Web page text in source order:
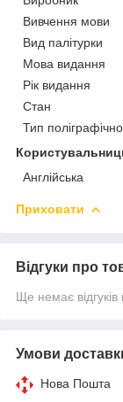
Вивчення мови
Вид палітурки
Мова видання
Рік видання
Стан
Тип
Англійська
Приховати
Відгуки про
Ще немає
Умови
Нова Пошта